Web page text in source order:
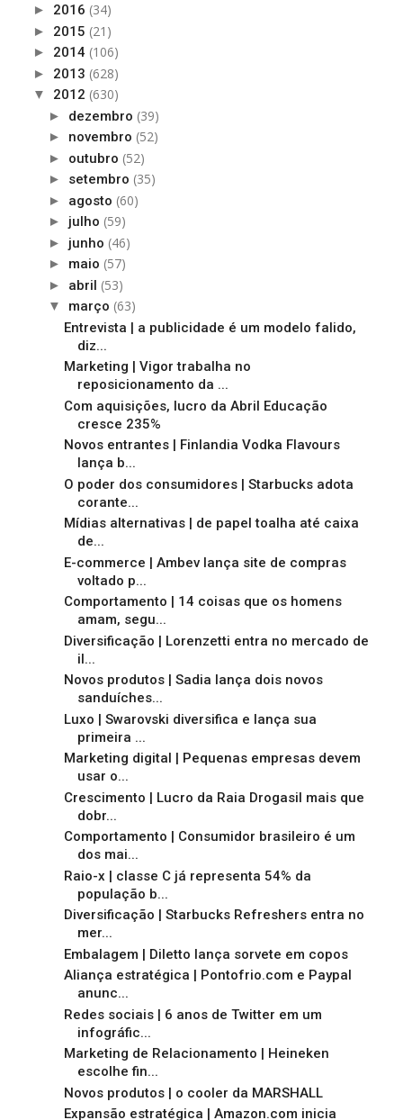
► 2016 (34)
► 2015 (21)
► 2014 (106)
► 2013 (628)
▼ 2012 (630)
► dezembro (39)
► novembro (52)
► outubro (52)
► setembro (35)
► agosto (60)
► julho (59)
► junho (46)
► maio (57)
► abril (53)
▼ março (63)
Entrevista | a publicidade é um modelo falido,
diz...
Marketing | Vigor trabalha no
reposicionamento da ...
Com aquisições, lucro da Abril Educação
cresce 235%
Novos entrantes | Finlandia Vodka Flavours
lança b...
O poder dos consumidores | Starbucks adota
corante...
Mídias alternativas | de papel toalha até caixa
de...
E-commerce | Ambev lança site de compras
voltado p...
Comportamento | 14 coisas que os homens
amam, segu...
Diversificação | Lorenzetti entra no mercado de
il...
Novos produtos | Sadia lança dois novos
sanduíches...
Luxo | Swarovski diversifica e lança sua
primeira ...
Marketing digital | Pequenas empresas devem
usar o...
Crescimento | Lucro da Raia Drogasil mais que
dobr...
Comportamento | Consumidor brasileiro é um
dos mai...
Raio-x | classe C já representa 54% da
população b...
Diversificação | Starbucks Refreshers entra no
mer...
Embalagem | Diletto lança sorvete em copos
Aliança estratégica | Pontofrio.com e Paypal
anunc...
Redes sociais | 6 anos de Twitter em um
infográfic...
Marketing de Relacionamento | Heineken
escolhe fin...
Novos produtos | o cooler da MARSHALL
Expansão estratégica | Amazon.com inicia